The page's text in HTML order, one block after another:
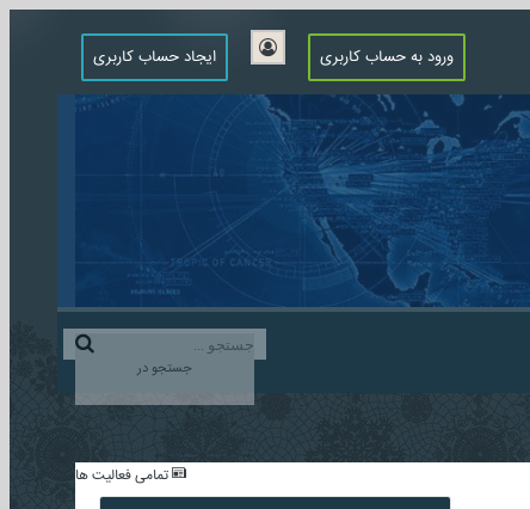
ورود به حساب کاربری ایجاد حساب کاربری
جستجو در
تمامی فعالیت ها